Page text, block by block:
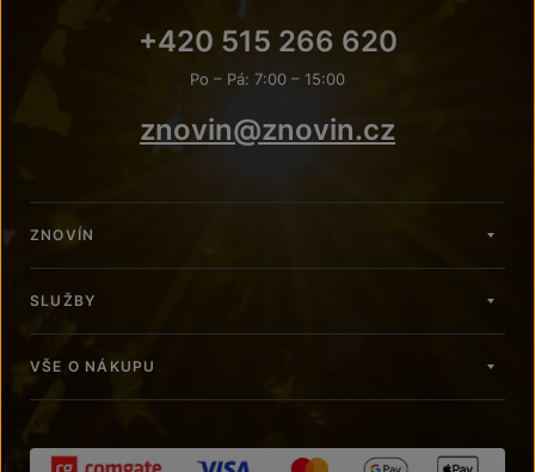
+420 515 266 620
Po – Pá: 7:00 – 15:00
znovin@znovin.cz
ZNOVÍN
SLUŽBY
VŠE O NÁKUPU